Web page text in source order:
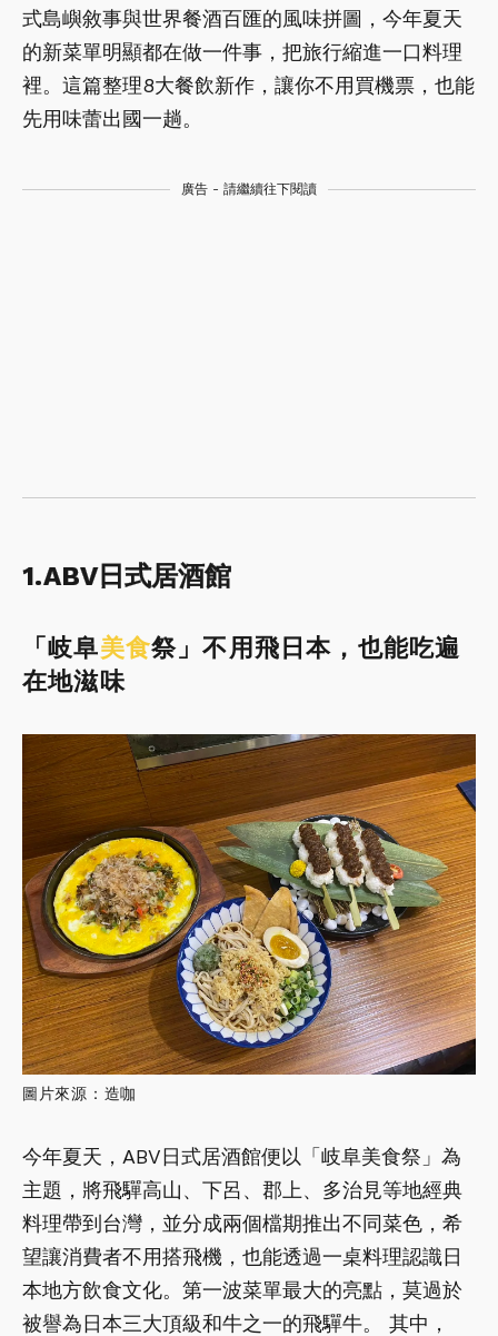
式島嶼敘事與世界餐酒百匯的風味拼圖，今年夏天
的新菜單明顯都在做一件事，把旅行縮進一口料理
裡。這篇整理8大餐飲新作，讓你不用買機票，也能
先用味蕾出國一趟。
廣告 - 請繼續往下閱讀
1.ABV日式居酒館
「岐阜美食祭」不用飛日本，也能吃遍
在地滋味
圖片來源：造咖
今年夏天，ABV日式居酒館便以「岐阜美食祭」為
主題，將飛驒高山、下呂、郡上、多治見等地經典
料理帶到台灣，並分成兩個檔期推出不同菜色，希
望讓消費者不用搭飛機，也能透過一桌料理認識日
本地方飲食文化。第一波菜單最大的亮點，莫過於
被譽為日本三大頂級和牛之一的飛驒牛。 其中，